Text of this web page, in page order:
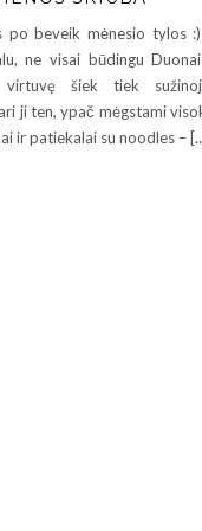
po beveik mėnesio tylos
ne visai būdingu
virtuvę šiek tiek
ji ten, ypač mėgstami
ir patiekalai su noodles –